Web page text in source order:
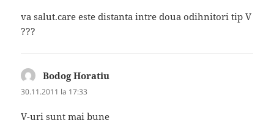
va salut.care este distanta intre doua odihnitori tip V
???
Bodog Horatiu
30.11.2011 la 17:33
V-uri sunt mai bune